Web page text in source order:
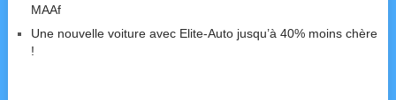
MAAf
Une nouvelle voiture avec Elite-Auto jusqu’à 40% moins chère
!